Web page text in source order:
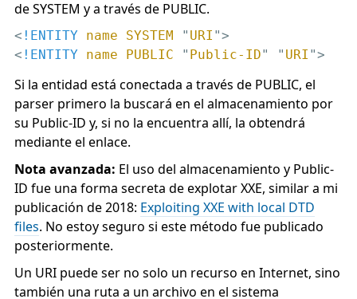
de SYSTEM y a través de PUBLIC.
< !ENTITY name SYSTEM " URI ">
< !ENTITY name PUBLIC " Public-ID" " URI ">
Si la entidad está conectada a través de PUBLIC, el
parser primero la buscará en el almacenamiento por
su Public-ID y, si no la encuentra allí, la obtendrá
mediante el enlace.
Nota avanzada: El uso del almacenamiento y Public-
ID fue una forma secreta de explotar XXE, similar a mi
publicación de 2018: Exploiting XXE with local DTD
files. No estoy seguro si este método fue publicado
posteriormente.
Un URI puede ser no solo un recurso en Internet, sino
también una ruta a un archivo en el sistema